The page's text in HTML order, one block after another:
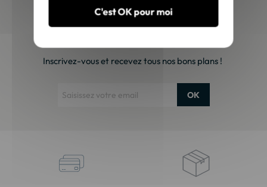
Newsletter
Inscrivez-vous et recevez tous nos bons plans !
OK
C'est OK pour moi